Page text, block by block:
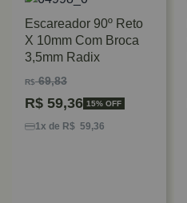
Escareador 90º Reto
X 10mm Com Broca
3,5mm Radix
R$69,83
R$ 59,36 15% OFF
1x de R$ 59,36